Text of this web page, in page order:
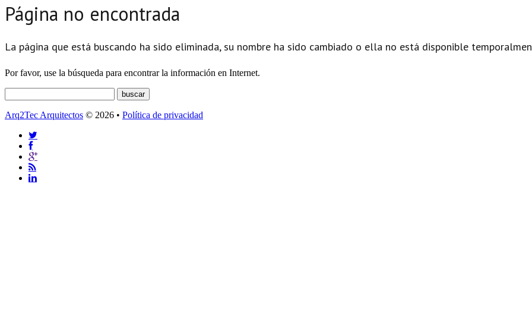
Página no encontrada
La página que está buscando ha sido eliminada, su nombre ha sido cambiado o ella no está disponible
Por favor, use la búsqueda para encontrar la información en Internet.
Arq2Tec Arquitectos © 2026 • Política de privacidad